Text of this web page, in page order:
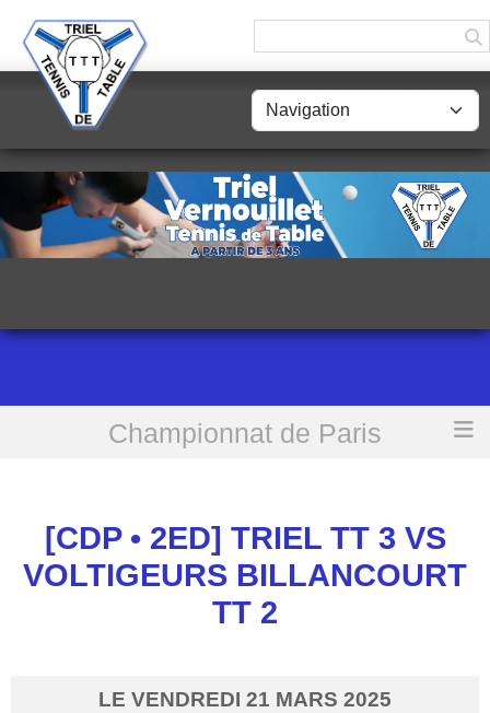
Championnat de Paris
[CdP • 2eD] Triel TT 3 vs Voltigeurs Billancourt TT 2
[CDP • 2ED] TRIEL TT 3 VS
VOLTIGEURS BILLANCOURT
TT 2
LE VENDREDI 21 MARS 2025